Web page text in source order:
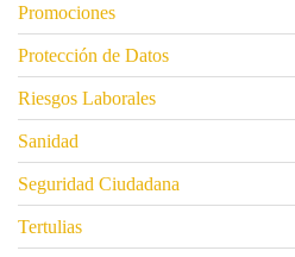
Promociones
Protección de Datos
Riesgos Laborales
Sanidad
Seguridad Ciudadana
Tertulias